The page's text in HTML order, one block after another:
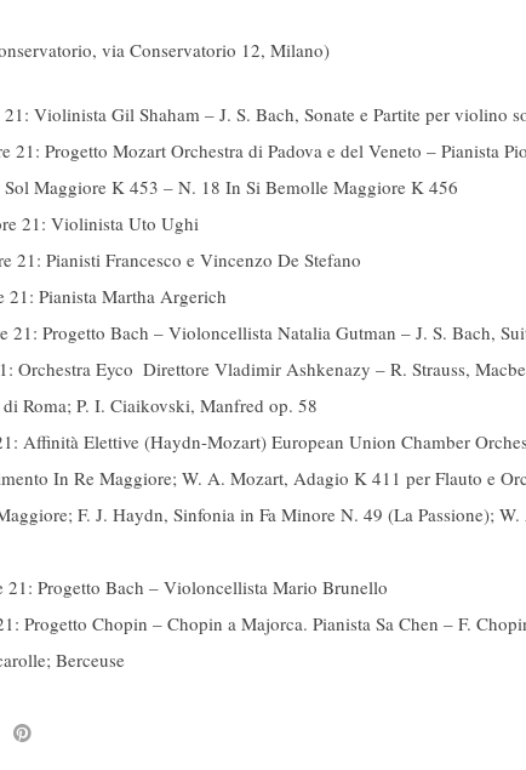
via Conservatorio 12, Milano)
Violinista Gil Shaham – J. S. Bach, Sonate e Partite per violino
Progetto Mozart Orchestra di Padova e del Veneto – Pianista
Maggiore K 453 – N. 18 In Si Bemolle Maggiore K 456
21: Violinista Uto Ughi
21: Pianisti Francesco e Vincenzo De Stefano
21: Pianista Martha Argerich
Progetto Bach – Violoncellista Natalia Gutman – J. S. Bach,
Orchestra Eyco  Direttore Vladimir Ashkenazy – R. Strauss,
Roma; P. I. Ciaikovski, Manfred op. 58
Affinità Elettive (Haydn-Mozart) European Union Chamber
In Re Maggiore; W. A. Mozart, Adagio K 411 per Flauto e
F. J. Haydn, Sinfonia in Fa Minore N. 49 (La Passione);
Progetto Bach – Violoncellista Mario Brunello
Progetto Chopin – Chopin a Majorca. Pianista Sa Chen – F.
Berceuse